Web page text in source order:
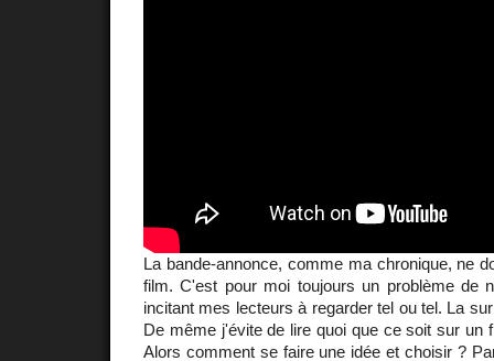
La bande-annonce, comme ma chronique, ne
film. C'est pour moi toujours un problème de
incitant mes lecteurs à regarder tel ou tel. La
De même j'évite de lire quoi que ce soit sur un
Alors comment se faire une idée et choisir ?